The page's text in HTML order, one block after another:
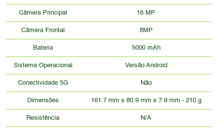
Câmera Principal 16 MP
Câmera Frontal 8MP
Bateria 5000 mAh
Sistema Operacional Versão Android
Conectividade 5G Não
Dimensões 161.7 mm x 80.9 mm x 7.9 mm - 210 g
Resistência N/A